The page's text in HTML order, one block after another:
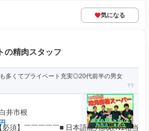
気になる
の精肉スタッフ
も多くてプライベート充実◎20代前半の男女
井市根
須】￣￣￣￣￣■ 日本語能力試験N1相当